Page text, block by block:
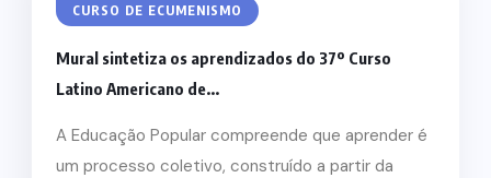
CURSO DE ECUMENISMO
Mural sintetiza os aprendizados do 37º Curso
Latino Americano de...
A Educação Popular compreende que aprender é
um processo coletivo, construído a partir da